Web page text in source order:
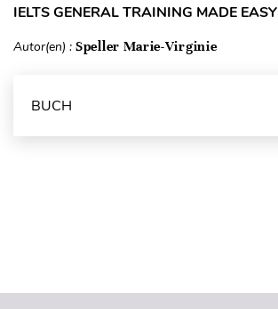
IELTS GENERAL TRAINING MADE EASY
Autor(en) : Speller Marie-Virginie
BUCH